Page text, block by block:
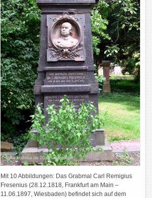
Mit 10 Abbildungen: Das Grabmal Carl Remigius
Fresenius (28.12.1818, Frankfurt am Main –
11.06.1897, Wiesbaden) befindet sich auf dem